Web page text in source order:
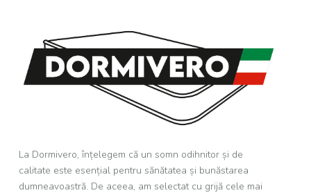
La Dormivero, înțelegem că un somn odihnitor și de
calitate este esențial pentru sănătatea și bunăstarea
dumneavoastră. De aceea, am selectat cu grijă cele mai